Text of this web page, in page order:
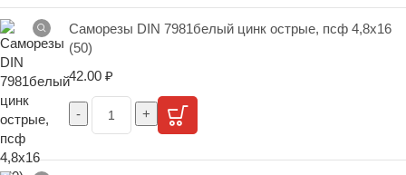
Саморезы DIN 7981белый цинк острые, псф 4,8х16
(50)
42.00 ₽